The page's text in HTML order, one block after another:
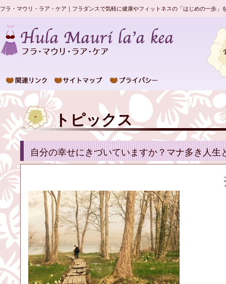
フラ・マウリ・ラア・ケア｜フラダンスで気軽に健康やフィットネスの「はじめの一歩
トピックス
自分の幸せにきづいていますか？マナ多き人生